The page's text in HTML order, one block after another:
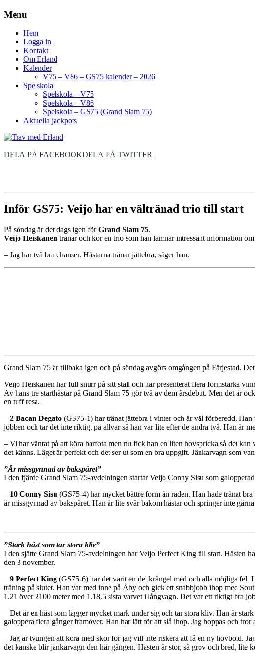
Menu
Hem
Logga in
Kontakt
Om Erland
Kalender
V75 – V86 – GS75 kalender – 2026
Spelskola
Spelskola – V75
Spelskola – V86
Spelskola – GS75 (Grand Slam 75)
Aktuella jackpots
DELA PÅ FACEBOOKDELA PÅ TWITTER
Inför GS75: Veijo har en vältränad trio till start
På söndag är det dags igen förGrand Slam 75.
Veijo Heiskanen tränar och kör en trio som han lämnar intressant information om.
– Jag har två bra chanser. Hästarna tränar jättebra, säger han.
Grand Slam 75 är tillbaka igen och på söndag avgörs omgången på Färjestad.
Veijo Heiskanen har full snurr på sitt stall och har presenterat flera formstarka
Av hans tre starthästar på Grand Slam 75 gör två av dem årsdebut. Men det är
en tuff resa.
– 2 Bacan Degato (GS75-1) har tränat jättebra i vinter och är väl förberedd.
jobben och tar det inte riktigt på allvar så han var lite efter de andra två. Han är
– Vi har väntat på att köra barfota men nu fick han en liten hovspricka så det
det känns. Läget är perfekt och det ser ut som en bra uppgift. Jänkarvagn som
”Är missgynnad av bakspåret”
I den fjärde Grand Slam 75-avdelningen startar Veijo Conny Sisu som
– 10 Conny Sisu (GS75-4) har mycket bättre form än raden. Han hade tränat
är missgynnad av bakspåret. Han är lite svår bakom hästar och springer inte
”Stark häst som tar stora kliv”
I den sjätte Grand Slam 75-avdelningen har Veijo Perfect King till start. Hästen
den 3 november.
– 9 Perfect King (GS75-6) har det varit en del krångel med och alla möjliga fel.
träning på slutet. Han var med inne på Åby och gick ett snabbjobb ihop med
1.21 över 2100 meter med 1.18,5 sista varvet i långvagn. Det var ett riktigt bra
– Det är en häst som lägger mycket mark under sig och tar stora kliv. Han är
galoppera flera gånger framöver. Han har lätt för att slå ihop. Jag hoppas och
– Jag är tvungen att köra med skor för jag vill inte riskera att få en ny hovböld.
det kanske blir jänkarvagn den här gången. Hästen är stor, så grov och bred,